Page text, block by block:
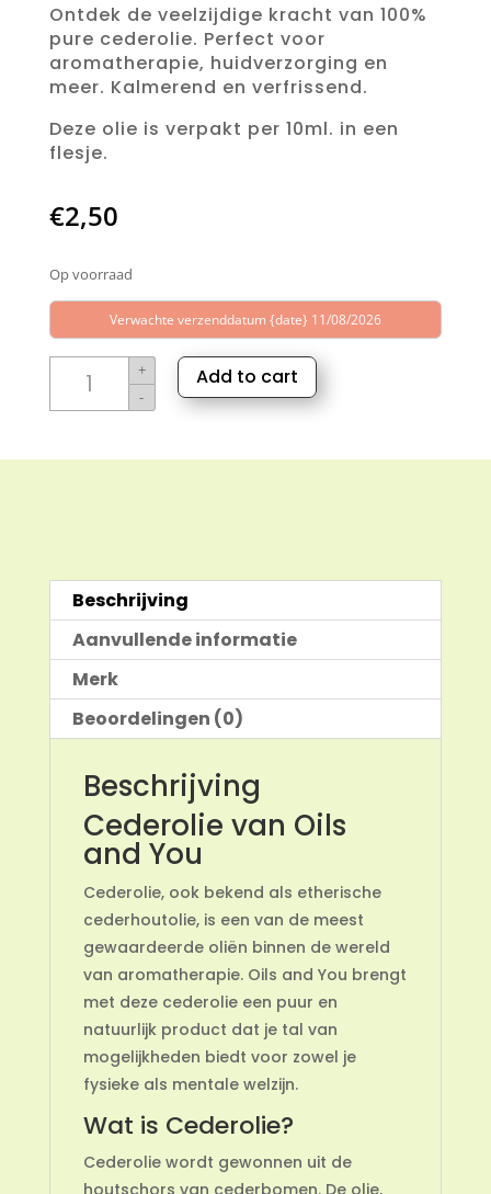
Ontdek de veelzijdige kracht van 100%
pure cederolie. Perfect voor
aromatherapie, huidverzorging en
meer. Kalmerend en verfrissend.
Deze olie is verpakt per 10ml. in een
flesje.
€2,50
Op voorraad
Verwachte verzenddatum {date} 11/08/2026
pure
aantal
+
-
Add to cart
Beschrijving
Aanvullende informatie
Merk
Beoordelingen (0)
Beschrijving
Cederolie van Oils
and You
Cederolie, ook bekend als etherische
cederhoutolie, is een van de meest
gewaardeerde oliën binnen de wereld
van aromatherapie. Oils and You brengt
met deze cederolie een puur en
natuurlijk product dat je tal van
mogelijkheden biedt voor zowel je
fysieke als mentale welzijn.
Wat is Cederolie?
Cederolie wordt gewonnen uit de
houtschors van cederbomen. De olie,